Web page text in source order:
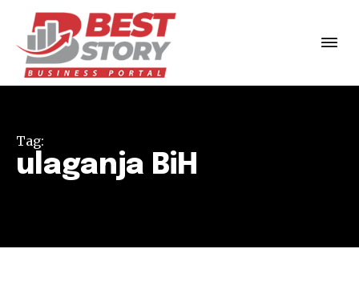
Tag:
ulaganja BiH